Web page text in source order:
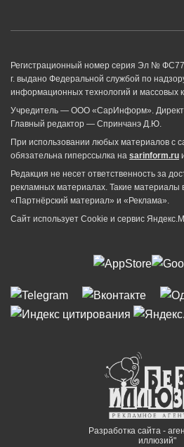
Регистрационный номер серия Эл №
г. выдано Федеральной службой по
информационных технологий и массовых
Учредитель — ООО «СарИнформ».
Главный редактор — Спринчанэ Д.Ю.
При использовании любых материалов с
обязательна гиперссылка на sarinform.ru
Редакция не несет ответственность за
рекламных материалах. Такие материалы
«Партнёрский материал» и «Реклама».
Сайт использует Cookie и сервиc
Разработка сайта -
иллюзий"